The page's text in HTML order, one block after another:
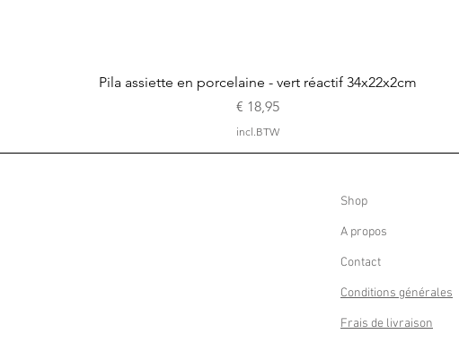
Snel overzicht
Pila assiette en porcelaine - vert réactif 34x22x2cm
Prijs
€ 18,95
incl.BTW
Shop
A propos
Contact
Conditions générales
Frais de livraison